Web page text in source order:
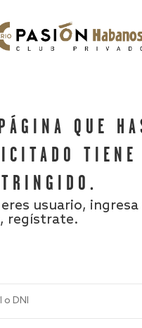
QUE
TIENE
eres usuario,
regístrate.